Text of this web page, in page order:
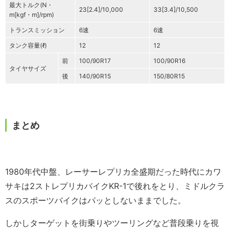
最大トルク(N・
m[kgf・m]/rpm)
23[2.4]/10,000 33[3.4]/10,500
トランスミッション 6速
6速
タンク容量(ℓ)
12 12
タイヤサイズ
前 100/90R17
100/90R16
後
140/90R15 150/80R15
まとめ
1980年代中盤、レーサーレプリカ全盛期だった時代にカワ
サキは2ストレプリカバイクKR-1で後れをとり、ミドルクラ
スのスポーツバイクはパッとしないままでした。
しかしターゲットを街乗りやツーリングなど普段乗りを視